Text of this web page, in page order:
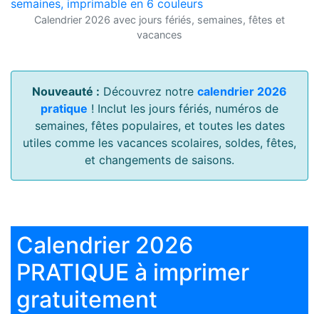
Calendrier 2026 avec jours fériés, semaines, fêtes et
vacances
Nouveauté : Découvrez notre calendrier 2026
pratique ! Inclut les jours fériés, numéros de
semaines, fêtes populaires, et toutes les dates
utiles comme les vacances scolaires, soldes, fêtes,
et changements de saisons.
Calendrier 2026
PRATIQUE à imprimer
gratuitement